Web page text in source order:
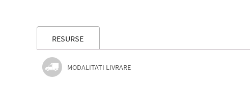
RESURSE
MODALITATI LIVRARE